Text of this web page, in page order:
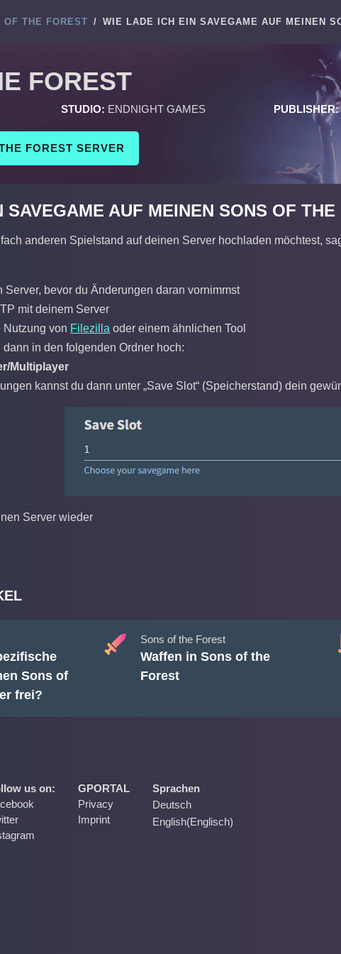
OF THE FOREST / WIE LADE ICH EIN SAVEGAME AUF MEINEN
FOREST
STUDIO: ENDNIGHT GAMES PUBLISHER:
FOREST SERVER
SAVEGAME AUF MEINEN SONS OF
anderen Spielstand auf deinen Server hochladen möchtest,
Server, bevor du Änderungen daran vornimmst
mit deinem Server
Nutzung von Filezilla oder einem ähnlichen Tool
in den folgenden Ordner hoch:
Multiplayer
kannst du dann unter „Save Slot“ (Speicherstand) dein
Server wieder
Sons of
frei?
Sons of the Forest
Waffen in Sons of the
Forest
us on:
GPORTAL
Privacy
Imprint
Sprachen
Deutsch
English(Englisch)